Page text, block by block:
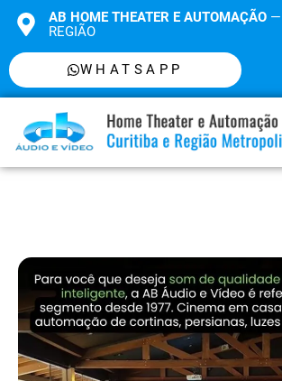
AB HOME THEATER E AUTOMAÇÃO—
REGIÃO
WHATSAPP